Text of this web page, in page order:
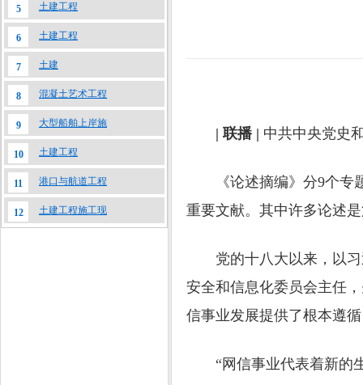
5 土建工程
6 土建工程
7 土建
8 混凝土艺术工程
9 大型船舶上岸施
10 土建工程
11 港口与航道工程
12 土建工程施工现
| 联播 | 中共中央党史
《论述摘编》分9个专题
重要文献。其中许多论述
党的十八大以来，以习
安全和信息化委员会主任
信事业发展提供了根本遵
“网信事业代表着新的生